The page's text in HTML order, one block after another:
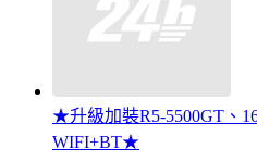
★升級加裝R5-5500GT、
WIFI+BT★